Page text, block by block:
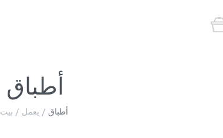
أطباق
بيت / يعمل / أطباق